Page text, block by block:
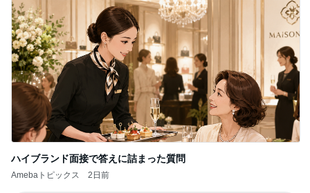
ハイブランド面接で答えに詰まった質問
Amebaトピックス 2日前